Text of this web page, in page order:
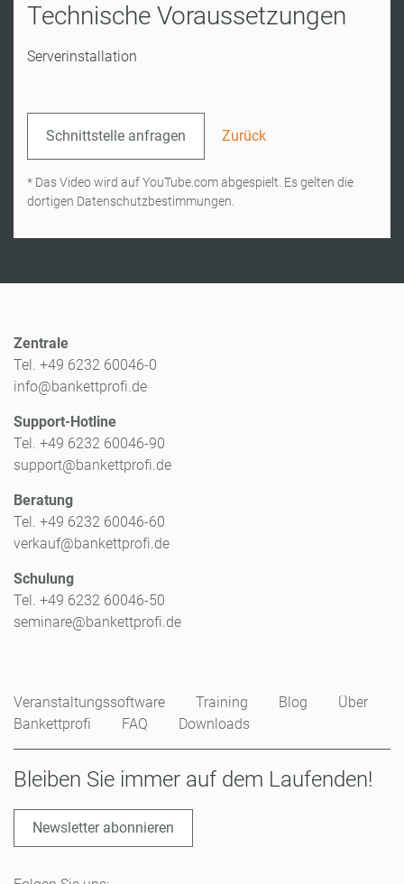
Technische Voraussetzungen
Serverinstallation
Schnittstelle anfragen Zurück
* Das Video wird auf YouTube.com abgespielt. Es gelten die
dortigen Datenschutzbestimmungen.
Zentrale
Tel. +49 6232 60046-0
info@bankettprofi.de
Support-Hotline
Tel. +49 6232 60046-90
support@bankettprofi.de
Beratung
Tel. +49 6232 60046-60
verkauf@bankettprofi.de
Schulung
Tel. +49 6232 60046-50
seminare@bankettprofi.de
Veranstaltungssoftware Training Blog
Über
Bankettprofi
FAQ Downloads
Bleiben Sie immer auf dem Laufenden!
Newsletter abonnieren